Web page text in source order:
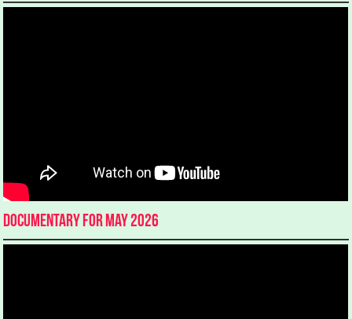
Documentary for May 2026